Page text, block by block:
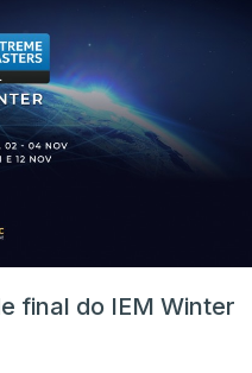
final do IEM Winter